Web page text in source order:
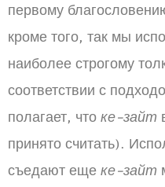
первому
кроме того, так мы
наиболее строгому
соответствии с
полагает, что ке-зайт
принято считать).
съедают еще ке-зайт